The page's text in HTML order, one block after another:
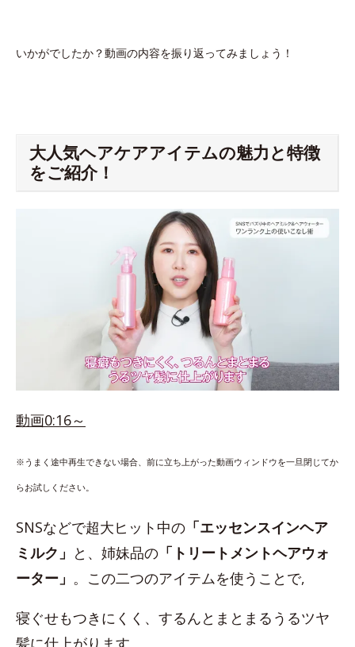
いかがでしたか？動画の内容を振り返ってみましょう！
大人気ヘアケアアイテムの魅力と特徴
をご紹介！
動画0:16～
※うまく途中再生できない場合、前に立ち上がった動画ウィンドウを一旦閉じてか
らお試しください。
SNSなどで超大ヒット中の 「エッセンスインヘア
ミルク」 と、姉妹品の 「トリートメントヘアウォ
ーター」 。この二つのアイテムを使うことで,
寝ぐせもつきにくく、するんとまとまるうるツヤ